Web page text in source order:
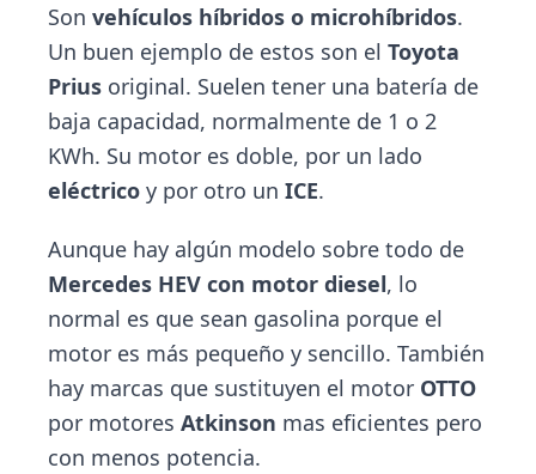
Son vehículos híbridos o microhíbridos.
Un buen ejemplo de estos son el Toyota
Prius original. Suelen tener una batería de
baja capacidad, normalmente de 1 o 2
KWh. Su motor es doble, por un lado
eléctrico y por otro un ICE.
Aunque hay algún modelo sobre todo de
Mercedes HEV con motor diesel, lo
normal es que sean gasolina porque el
motor es más pequeño y sencillo. También
hay marcas que sustituyen el motor OTTO
por motores Atkinson mas eficientes pero
con menos potencia.